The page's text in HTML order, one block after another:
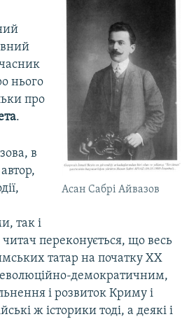
Асан Сабрі Айвазов
нього
про
.
в
так і
переконується, що весь
татар на початку ХХ
революційно-демократичним,
і розвиток Криму і
ж історики тоді, а деякі і